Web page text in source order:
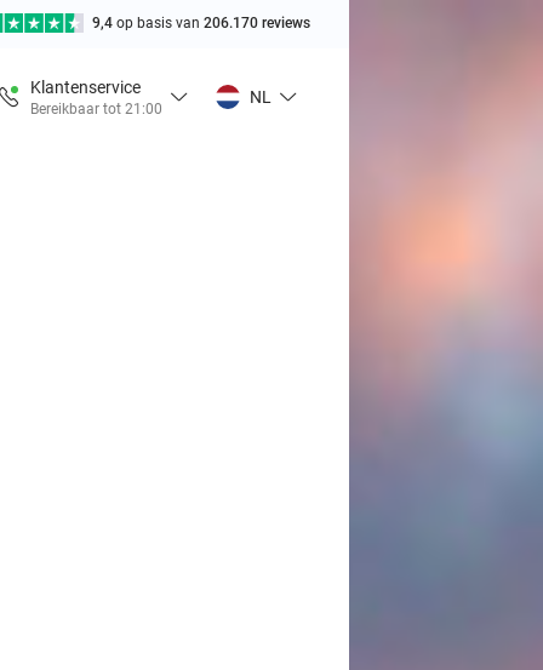
9,4 op basis van 206.170 reviews
Klantenservice
Bereikbaar tot 21:00
NL